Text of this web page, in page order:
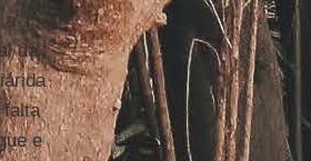
a
da
falta
e